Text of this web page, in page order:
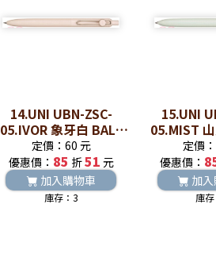
14.UNI UBN-ZSC-
05.IVOR 象牙白 BALL
ZENTO零重力水性鋼珠
筆
定價：60 元
優惠價： 85 折51 元
加入購物車
庫存：3
15.UNI
05.MIST
ZENTO零
定價
優惠價：
加
庫